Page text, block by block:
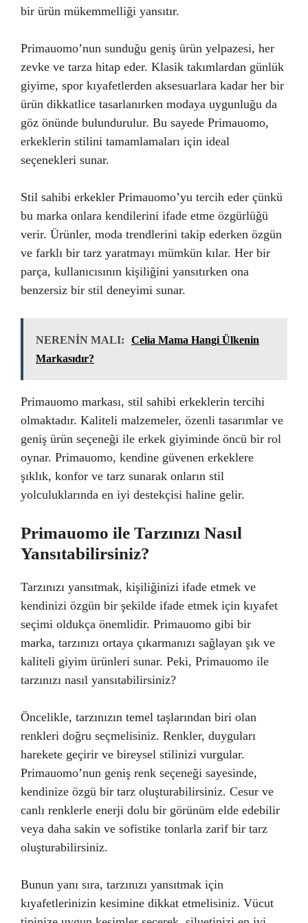
bir ürün mükemmelliği yansıtır.
Primauomo’nun sunduğu geniş ürün yelpazesi, her
zevke ve tarza hitap eder. Klasik takımlardan günlük
giyime, spor kıyafetlerden aksesuarlara kadar her bir
ürün dikkatlice tasarlanırken modaya uygunluğu da
göz önünde bulundurulur. Bu sayede Primauomo,
erkeklerin stilini tamamlamaları için ideal
seçenekleri sunar.
Stil sahibi erkekler Primauomo’yu tercih eder çünkü
bu marka onlara kendilerini ifade etme özgürlüğü
verir. Ürünler, moda trendlerini takip ederken özgün
ve farklı bir tarz yaratmayı mümkün kılar. Her bir
parça, kullanıcısının kişiliğini yansıtırken ona
benzersiz bir stil deneyimi sunar.
NERENİN MALI:
Celia Mama Hangi Ülkenin
Markasıdır?
Primauomo markası, stil sahibi erkeklerin tercihi
olmaktadır. Kaliteli malzemeler, özenli tasarımlar ve
geniş ürün seçeneği ile erkek giyiminde öncü bir rol
oynar. Primauomo, kendine güvenen erkeklere
şıklık, konfor ve tarz sunarak onların stil
yolculuklarında en iyi destekçisi haline gelir.
Primauomo ile Tarzınızı Nasıl
Yansıtabilirsiniz?
Tarzınızı yansıtmak, kişiliğinizi ifade etmek ve
kendinizi özgün bir şekilde ifade etmek için kıyafet
seçimi oldukça önemlidir. Primauomo gibi bir
marka, tarzınızı ortaya çıkarmanızı sağlayan şık ve
kaliteli giyim ürünleri sunar. Peki, Primauomo ile
tarzınızı nasıl yansıtabilirsiniz?
Öncelikle, tarzınızın temel taşlarından biri olan
renkleri doğru seçmelisiniz. Renkler, duyguları
harekete geçirir ve bireysel stilinizi vurgular.
Primauomo’nun geniş renk seçeneği sayesinde,
kendinize özgü bir tarz oluşturabilirsiniz. Cesur ve
canlı renklerle enerji dolu bir görünüm elde edebilir
veya daha sakin ve sofistike tonlarla zarif bir tarz
oluşturabilirsiniz.
Bunun yanı sıra, tarzınızı yansıtmak için
kıyafetlerinizin kesimine dikkat etmelisiniz. Vücut